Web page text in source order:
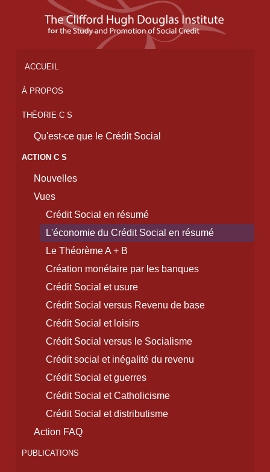
ACCUEIL
À PROPOS
THÉORIE C S
Qu'est-ce que le Crédit Social
ACTION C S
Nouvelles
Vues
Crédit Social en résumé
L'économie du Crédit Social en résumé
Le Théorème A + B
Création monétaire par les banques
Crédit Social et usure
Crédit Social versus Revenu de base
Crédit Social et loisirs
Crédit Social versus le Socialisme
Crédit social et inégalité du revenu
Crédit Social et guerres
Crédit Social et Catholicisme
Crédit Social et distributisme
Action FAQ
PUBLICATIONS